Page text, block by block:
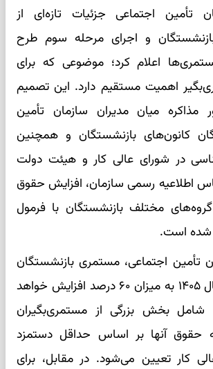
تأمین اجتماعی جزئیات تازه‌ای از
و اجرای مرحله سوم طرح
اعلام کرد؛ موضوعی که برای
اهمیت مستقیم دارد. این تصمیم
میان مدیران سازمان تأمین
کانون‌های بازنشستگان و همچنین
در شورای عالی کار و هیئت دولت
اطلاعیه رسمی سازمان، افزایش حقوق
برای گروه‌های مختلف بازنشستگان با فرمول
شده است.
تأمین اجتماعی، مستمری بازنشستگان
حداقل‌بگیر در سال ۱۴۰۵ به میزان ۶۰ درصد افزایش خواهد
شامل بخش بزرگی از مستمری‌بگیران
حقوق آنها بر اساس حداقل دستمزد
کار تعیین می‌شود. در مقابل، برای